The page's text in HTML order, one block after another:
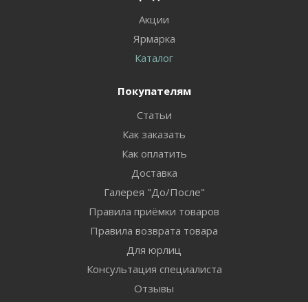
Акции
Ярмарка
Каталог
Покупателям
Статьи
Как заказать
Как оплатить
Доставка
Галерея "До/После"
Правила приёмки товаров
Правила возврата товара
Для юрлиц
Консультация специалиста
Отзывы